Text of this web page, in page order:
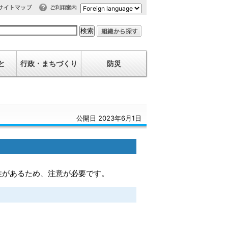
行政・まちづくり 防災
公開日 2023年6月1日
あるため、注意が必要です。